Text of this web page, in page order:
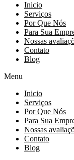
Inicio
Serviços
Por Que Nós
Para Sua
Nossas
Contato
Blog
Menu
Inicio
Serviços
Por Que Nós
Para Sua
Nossas
Contato
Blog